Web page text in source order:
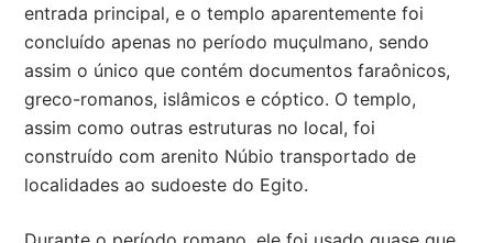
entrada principal, e o templo aparentemente foi
concluído apenas no período muçulmano, sendo
assim o único que contém documentos faraônicos,
greco-romanos, islâmicos e cóptico. O templo,
assim como outras estruturas no local, foi
construído com arenito Núbio transportado de
localidades ao sudoeste do Egito.